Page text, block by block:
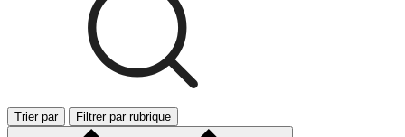
Trier par Filtrer par rubrique